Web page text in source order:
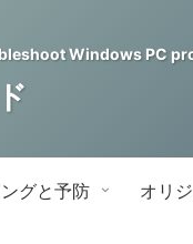
Windows PC
グと予防 オリ